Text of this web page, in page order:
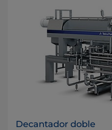
Decantador doble